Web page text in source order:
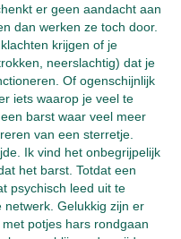
er geen aandacht aan
dan werken ze toch door.
krijgen of je
neerslachtig) dat je
Of ogenschijnlijk
iets waarop je veel te
barst waar veel meer
van een sterretje.
Ik vind het onbegrijpelijk
het barst. Totdat een
psychisch leed uit te
Gelukkig zijn er
potjes hars rondgaan